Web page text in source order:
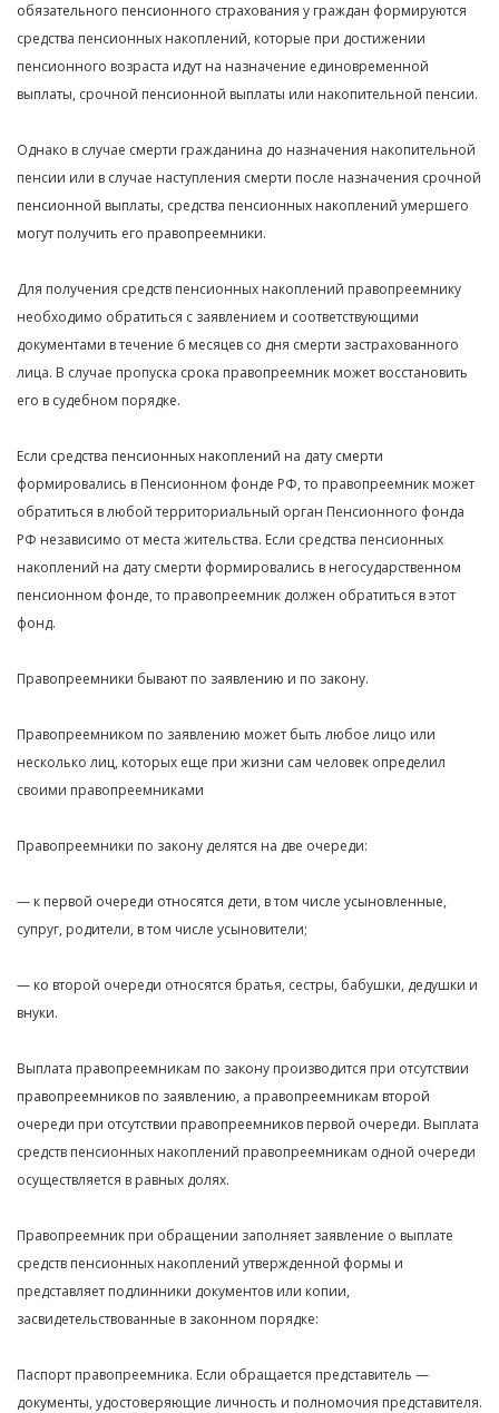
обязательного пенсионного страхования у граждан формируются
средства пенсионных накоплений, которые при достижении
пенсионного возраста идут на назначение единовременной
выплаты, срочной пенсионной выплаты или накопительной пенсии.
Однако в случае смерти гражданина до назначения накопительной
пенсии или в случае наступления смерти после назначения срочной
пенсионной выплаты, средства пенсионных накоплений умершего
могут получить его правопреемники.
Для получения средств пенсионных накоплений правопреемнику
необходимо обратиться с заявлением и соответствующими
документами в течение 6 месяцев со дня смерти застрахованного
лица. В случае пропуска срока правопреемник может восстановить
его в судебном порядке.
Если средства пенсионных накоплений на дату смерти
формировались в Пенсионном фонде РФ, то правопреемник может
обратиться в любой территориальный орган Пенсионного фонда
РФ независимо от места жительства. Если средства пенсионных
накоплений на дату смерти формировались в негосударственном
пенсионном фонде, то правопреемник должен обратиться в этот
фонд.
Правопреемники бывают по заявлению и по закону.
Правопреемником по заявлению может быть любое лицо или
несколько лиц, которых еще при жизни сам человек определил
своими правопреемниками
Правопреемники по закону делятся на две очереди:
— к первой очереди относятся дети, в том числе усыновленные,
супруг, родители, в том числе усыновители;
— ко второй очереди относятся братья, сестры, бабушки, дедушки и
внуки.
Выплата правопреемникам по закону производится при отсутствии
правопреемников по заявлению, а правопреемникам второй
очереди при отсутствии правопреемников первой очереди. Выплата
средств пенсионных накоплений правопреемникам одной очереди
осуществляется в равных долях.
Правопреемник при обращении заполняет заявление о выплате
средств пенсионных накоплений утвержденной формы и
представляет подлинники документов или копии,
засвидетельствованные в законном порядке:
Паспорт правопреемника. Если обращается представитель —
документы, удостоверяющие личность и полномочия представителя.